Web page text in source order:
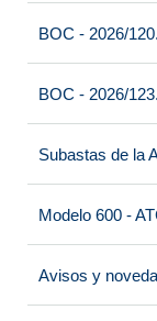
BOC - 2026/
BOC - 2026/
Subastas de la
Modelo 600 -
Avisos y